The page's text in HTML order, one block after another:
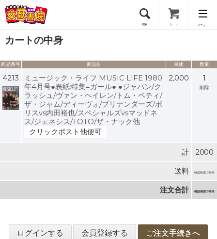
検索 カート メニュー
会員登録
ログイン
カートの中身
商品番号 商品名 単価 数量
4213
ミュージック・ライフ MUSIC LIFE 1980
年4月号●表紙:特集=ガール● ●ジャパン/ク
ラッシュ/ヴァン・ヘイレン/トム・ペティ/
ザ・ジャム/ディーヴォ/プリテンダーズ/ポ
リスvs内田裕也/スペシャルズvsマッドネ
ス/ジェネシス/TOTO/ザ・ナック他
クリックポスト他便可
2,000 1
削除
計 2000
送料 確認画面で表示
注文合計 確認画面で表示
ログインする 会員登録する ご注文手続きへ